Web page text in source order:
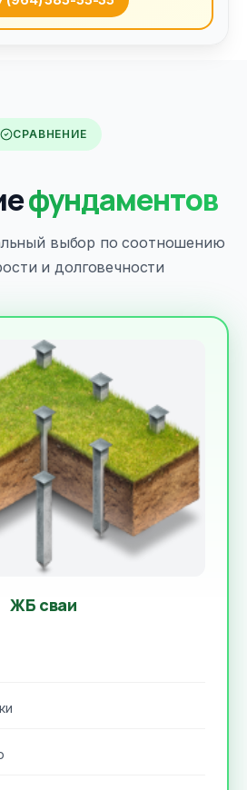
СРАВНЕНИЕ
фундаментов
выбор по соотношению
и долговечности
ЖБ сваи